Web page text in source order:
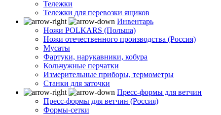
Тележки
Тележки для перевозки ящиков
Инвентарь
Ножи POLKARS (Польша)
Ножи отечественного производства (Россия)
Мусаты
Фартуки, нарукавники, кобура
Кольчужные перчатки
Измерительные приборы, термометры
Станки для заточки
Пресс-формы для ветчин
Пресс-формы для ветчин (Россия)
Формы-сетки